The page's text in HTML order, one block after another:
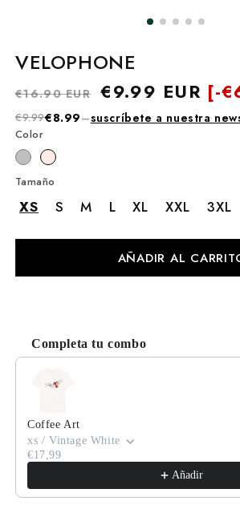
VELOPHONE
Precio
€16.90 EUR
Precio
oferta
€9.99 EUR [-
€9.99€8.99–suscríbete a nuestra
Tamaño
XS S M L XL XXL 3XL
Color
AÑADIR AL
Completa tu combo
Use the Previous and Next buttons to
Coffee Art
xs / Vintage White
€17,99
Añadir